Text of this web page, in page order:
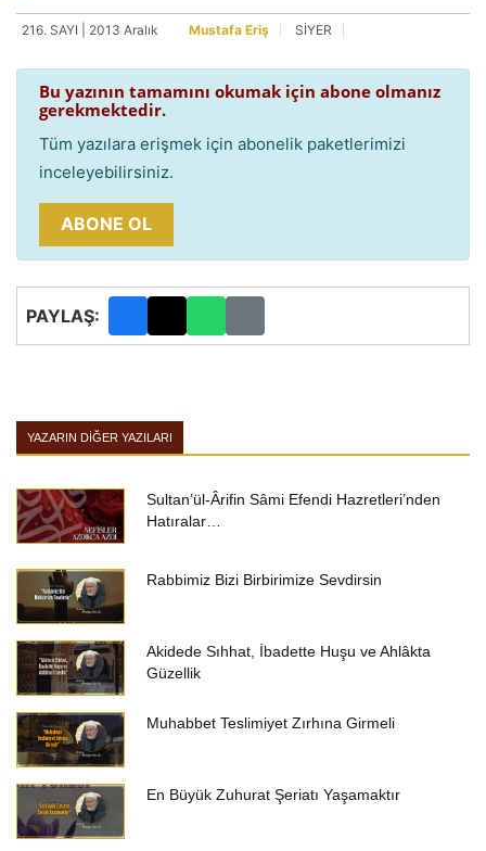
216. SAYI | 2013 Aralık Mustafa Eriş SİYER
Bu yazının tamamını okumak için abone olmanız
gerekmektedir.
Tüm yazılara erişmek için abonelik paketlerimizi
inceleyebilirsiniz.
ABONE OL
PAYLAŞ:
YAZARIN DIĞER YAZILARI
Sultan’ül-Ârifin Sâmi Efendi Hazretleri’nden
Hatıralar…
Rabbimiz Bizi Birbirimize Sevdirsin
Akidede Sıhhat, İbadette Huşu ve Ahlâkta
Güzellik
Muhabbet Teslimiyet Zırhına Girmeli
En Büyük Zuhurat Şeriatı Yaşamaktır